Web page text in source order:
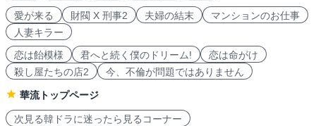
愛が来る 財閥 X 刑事2 夫婦の結末
マンションのお仕事
人妻キラー
恋は飴模様
君へと続く僕のドリーム!
恋は命がけ
殺し屋たちの店2
今、不倫が問題ではありません
華流トップページ
次見る韓ドラに迷ったら見るコーナー